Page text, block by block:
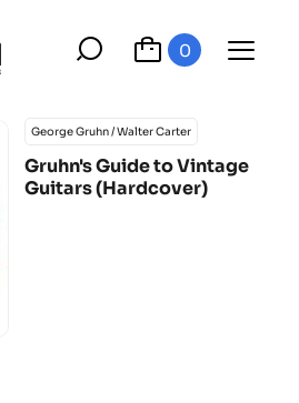
0
George Gruhn / Walter Carter
Gruhn's Guide to Vintage
Guitars (Hardcover)